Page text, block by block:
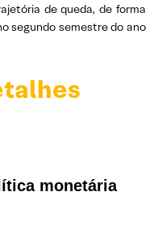
de queda, de forma
segundo semestre do ano
monetária